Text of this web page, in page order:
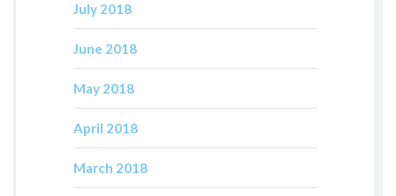
July 2018
June 2018
May 2018
April 2018
March 2018